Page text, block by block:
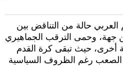
العربي حالة من التناقض بين
جهة، وحمى الترقب الجماهيري
أخرى، حيث تبقى كرة القدم
رغم الظروف السياسية